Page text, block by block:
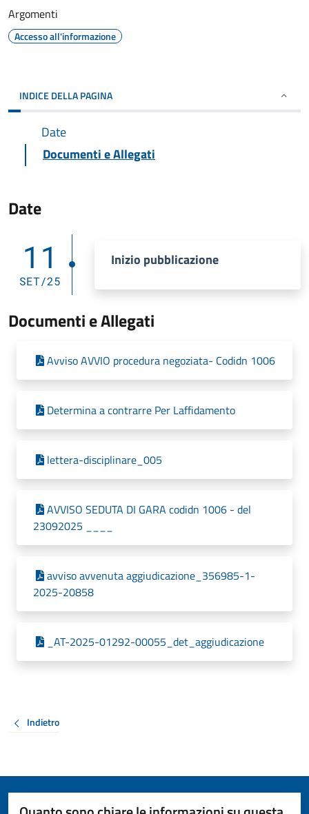
Argomenti
Accesso all'informazione
INDICE DELLA PAGINA
Date
Documenti e Allegati
Date
11
SET/25
Inizio pubblicazione
Documenti e Allegati
Avviso AVVIO procedura negoziata- Codidn 1006
Determina a contrarre Per Laffidamento
lettera-disciplinare_005
AVVISO SEDUTA DI GARA codidn 1006 - del
23092025 ____
avviso avvenuta aggiudicazione_356985-1-
2025-20858
_AT-2025-01292-00055_det_aggiudicazione
Indietro